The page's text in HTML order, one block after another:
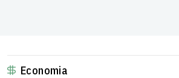
Economia